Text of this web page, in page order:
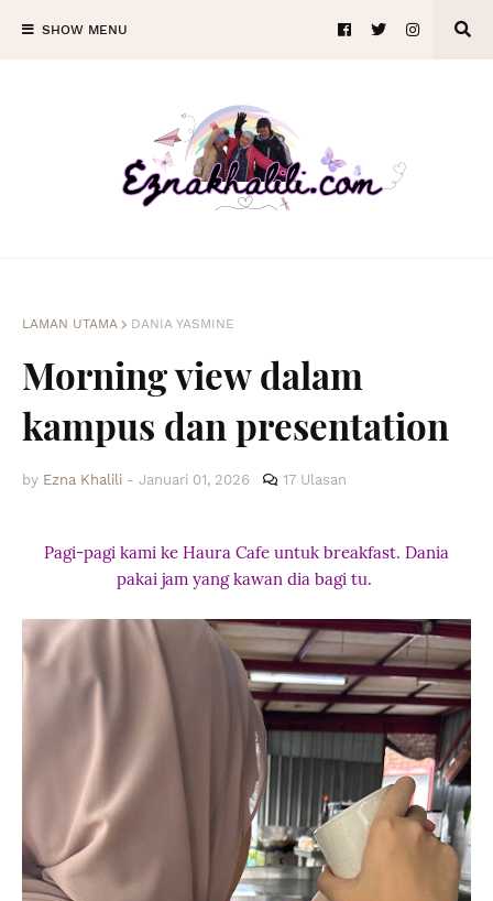
SHOW MENU
LAMAN UTAMA DANIA YASMINE
Morning view dalam
kampus dan presentation
by Ezna Khalili - Januari 01, 2026 17 Ulasan
Pagi-pagi kami ke Haura Cafe untuk breakfast. Dania
pakai jam yang kawan dia bagi tu.